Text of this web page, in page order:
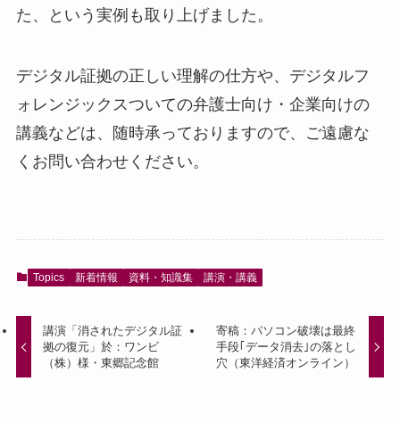
た、という実例も取り上げました。
デジタル証拠の正しい理解の仕方や、デジタルフ
ォレンジックスついての弁護士向け・企業向けの
講義などは、随時承っておりますので、ご遠慮な
くお問い合わせください。
Topics 新着情報 資料・知識集 講演・講義
講演「消されたデジタル証
拠の復元」於：ワンビ
（株）様・東郷記念館
寄稿：パソコン破壊は最終
手段｢データ消去｣の落とし
穴（東洋経済オンライン）